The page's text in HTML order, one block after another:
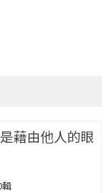
藉由他人的眼
輯